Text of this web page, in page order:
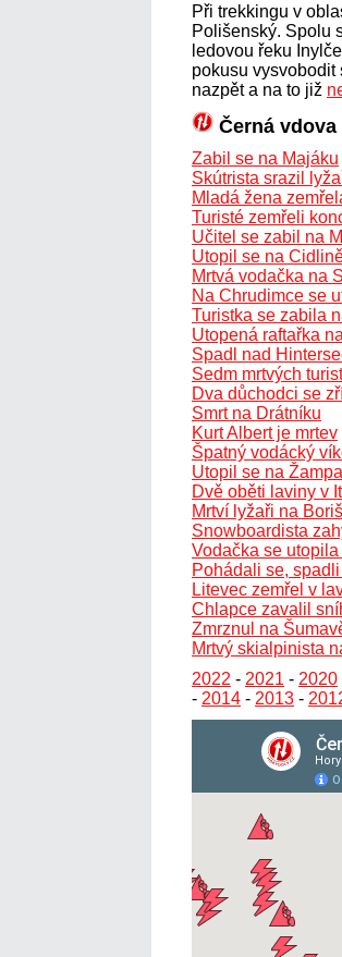
Při trekkingu v
Polišenský. Spolu
ledovou řeku
pokusu vysvobodit
nazpět a na to již
Černá vdova
Zabil se na Majáku
Skútrista srazil
Mladá žena
Turisté zemřeli
Učitel se zabil na
Utopil se na
Mrtvá vodačka na
Na Chrudimce se
Turistka se zabila
Utopená raftařka
Spadl nad
Sedm mrtvých
Dva důchodci se
Smrt na Drátníku
Kurt Albert je mrtev
Špatný vodácký
Utopil se na
Dvě oběti laviny v
Mrtví lyžaři na
Snowboardista
Vodačka se
Pohádali se,
Litevec zemřel v
Chlapce zavalil
Zmrznul na
Mrtvý skialpinista
2022 - 2021 - 2020
- 2014 - 2013 -